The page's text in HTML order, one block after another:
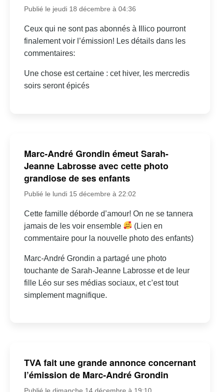
Publié le jeudi 18 décembre à 04:36
Ceux qui ne sont pas abonnés à Illico pourront
finalement voir l’émission! Les détails dans les
commentaires:
Une chose est certaine : cet hiver, les mercredis
soirs seront épicés
Marc-André Grondin émeut Sarah-
Jeanne Labrosse avec cette photo
grandiose de ses enfants
Publié le lundi 15 décembre à 22:02
Cette famille déborde d’amour! On ne se tannera
jamais de les voir ensemble
(Lien en
commentaire pour la nouvelle photo des enfants)
Marc-André Grondin a partagé une photo
touchante de Sarah-Jeanne Labrosse et de leur
fille Léo sur ses médias sociaux, et c’est tout
simplement magnifique.
TVA fait une grande annonce concernant
l’émission de Marc-André Grondin